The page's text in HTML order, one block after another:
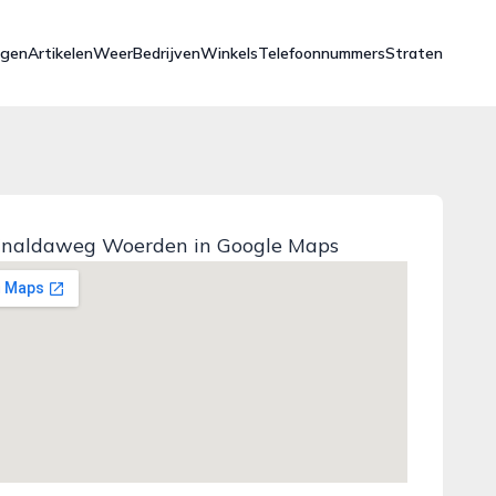
ArtikelenWeerBedrijvenWinkelsTelefoonnummersStraten
Woerden in Google Maps